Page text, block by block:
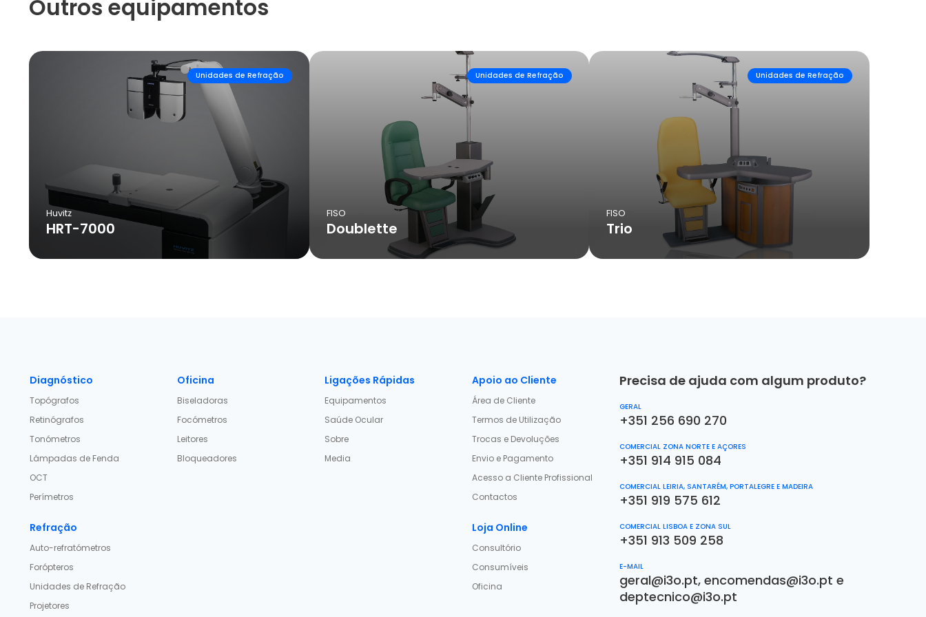
Outros equipamentos
Unidades de Refração
Huvitz
HRT-7000
Unidades de Refração
FISO
Doublette
Unidades de Refração
FISO
Trio
Diagnóstico
Topógrafos
Retinógrafos
Tonómetros
Lâmpadas de Fenda
OCT
Perímetros
Refração
Auto-refratómetros
Forópteros
Unidades de Refração
Projetores
Oficina
Biseladoras
Focómetros
Leitores
Bloqueadores
Ligações Rápidas
Equipamentos
Saúde Ocular
Sobre
Media
Apoio ao Cliente
Área de Cliente
Termos de Utilização
Trocas e Devoluções
Envio e Pagamento
Acesso a Cliente Profissional
Contactos
Loja Online
Consultório
Consumíveis
Oficina
Precisa de ajuda com algum produto?
GERAL
+351 256 690 270
COMERCIAL ZONA NORTE E AÇORES
+351 914 915 084
COMERCIAL LEIRIA, SANTARÉM, PORTALEGRE E MADEIRA
+351 919 575 612
COMERCIAL LISBOA E ZONA SUL
+351 913 509 258
E-MAIL
geral@i3o.pt, encomendas@i3o.pt e
deptecnico@i3o.pt